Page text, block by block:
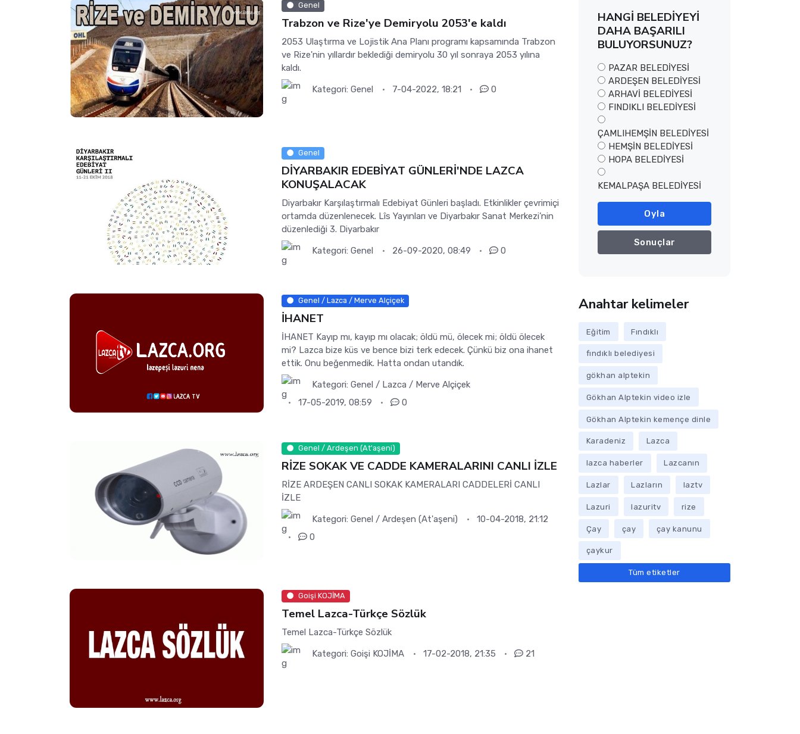
Genel
Trabzon ve Rize'ye Demiryolu 2053'e kaldı
2053 Ulaştırma ve Lojistik Ana Planı programı kapsamında Trabzon
ve Rize'nin yıllardır beklediği demiryolu 30 yıl sonraya 2053 yılına
kaldı.
Kategori:Genel 7-04-2022, 18:21 0
Genel
DİYARBAKIR EDEBİYAT GÜNLERİ'NDE LAZCA
KONUŞALACAK
Diyarbakır Karşılaştırmalı Edebiyat Günleri başladı. Etkinlikler çevrimiçi
ortamda düzenlenecek. Lîs Yayınları ve Diyarbakır Sanat Merkezi’nin
düzenlediği 3. Diyarbakır
Kategori:Genel 26-09-2020, 08:49 0
Genel / Lazca / Merve Alçiçek
İHANET
İHANET Kayıp mı, kayıp mı olacak; öldü mü, ölecek mi; öldü ölecek
mi? Lazca bize küs ve bence bizi terk edecek. Çünkü biz ona ihanet
ettik. Onu beğenmedik. Hatta ondan utandık.
Kategori:Genel / Lazca / Merve Alçiçek
17-05-2019, 08:59
0
Genel / Ardeşen (At'aşeni)
RİZE SOKAK VE CADDE KAMERALARINI CANLI İZLE
RİZE ARDEŞEN CANLI SOKAK KAMERALARI CADDELERİ CANLI
İZLE
Kategori:Genel / Ardeşen (At'aşeni)
10-04-2018, 21:12
0
Goişi KOJİMA
Temel Lazca-Türkçe Sözlük
Temel Lazca-Türkçe Sözlük
Kategori:Goişi KOJİMA 17-02-2018, 21:35 21
HANGİ BELEDİYEYİ
DAHA BAŞARILI
BULUYORSUNUZ?
PAZAR BELEDİYESİ
ARDEŞEN BELEDİYESİ
ARHAVİ BELEDİYESİ
FINDIKLI BELEDİYESİ
ÇAMLIHEMŞİN BELEDİYESİ
HEMŞİN BELEDİYESİ
HOPA BELEDİYESİ
KEMALPAŞA BELEDİYESİ
Oyla
Sonuçlar
Anahtar kelimeler
Eğitim Fındıklı
fındıklı belediyesi
gökhan alptekin
Gökhan Alptekin video izle
Gökhan Alptekin kemençe dinle
Karadeniz Lazca
lazca haberler Lazcanın
Lazlar Lazların laztv
Lazuri lazuritv rize
Çay çay çay kanunu
çaykur
Tüm etiketler